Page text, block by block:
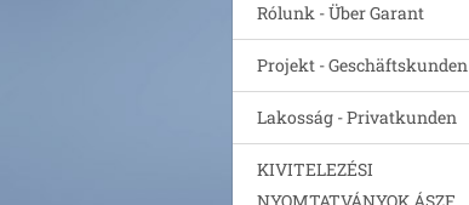
Rólunk - Über Garant
Projekt - Geschäftskunden
Lakosság - Privatkunden
KIVITELEZÉSI